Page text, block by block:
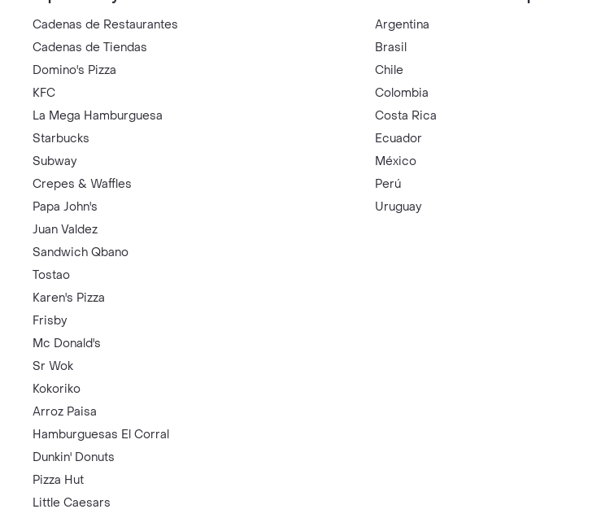
Cadenas de Restaurantes
Cadenas de Tiendas
Domino's Pizza
KFC
La Mega Hamburguesa
Starbucks
Subway
Crepes & Waffles
Papa John's
Juan Valdez
Sandwich Qbano
Tostao
Karen's Pizza
Frisby
Mc Donald's
Sr Wok
Kokoriko
Arroz Paisa
Hamburguesas El Corral
Dunkin' Donuts
Pizza Hut
Little Caesars
Argentina
Brasil
Chile
Colombia
Costa Rica
Ecuador
México
Perú
Uruguay